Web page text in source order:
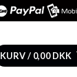
KURV / 0,00DKK